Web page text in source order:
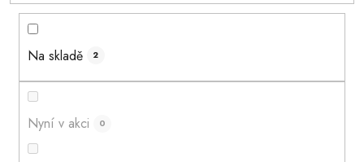
t
Na skladě 2
Nyní v akci 0